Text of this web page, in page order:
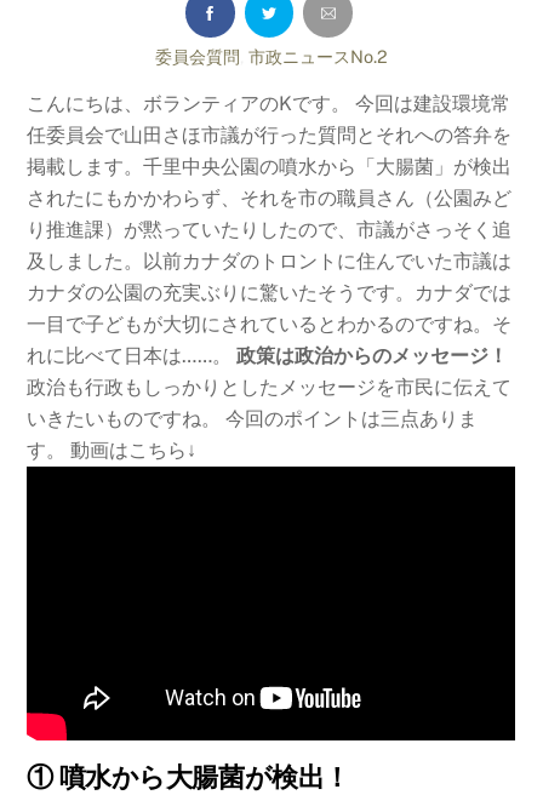
委員会質問 市政ニュースNo.2
こんにちは、ボランティアのKです。 今回は建設環境常
任委員会で山田さほ市議が行った質問とそれへの答弁を
掲載します。千里中央公園の噴水から「大腸菌」が検出
されたにもかかわらず、それを市の職員さん（公園みど
り推進課）が黙っていたりしたので、市議がさっそく追
及しました。以前カナダのトロントに住んでいた市議は
カナダの公園の充実ぶりに驚いたそうです。カナダでは
一目で子どもが大切にされているとわかるのですね。そ
れに比べて日本は……。政策は政治からのメッセージ！
政治も行政もしっかりとしたメッセージを市民に伝えて
いきたいものですね。 今回のポイントは三点ありま
す。 動画はこちら↓
① 噴水から大腸菌が検出！